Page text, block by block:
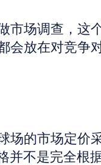
市场调查，这
会放在对竞争
的市场定价
并不是完全根